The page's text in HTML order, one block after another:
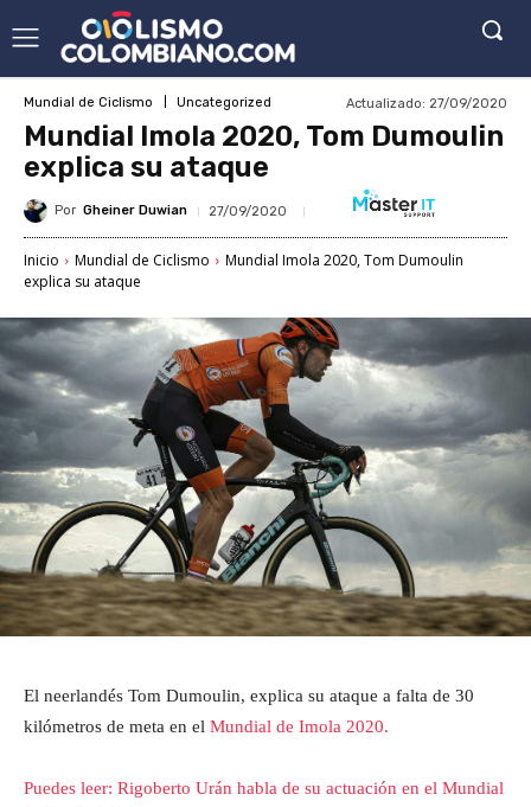
Mundial de Ciclismo Uncategorized Actualizado: 27/09/2020
Mundial Imola 2020, Tom Dumoulin
explica su ataque
Por Gheiner Duwian 27/09/2020
Inicio Mundial de Ciclismo
Mundial Imola 2020, Tom Dumoulin
explica su ataque
El neerlandés Tom Dumoulin, explica su ataque a falta de 30
kilómetros de meta en el Mundial de Imola 2020.
Puedes leer: Rigoberto Urán habla de su actuación en el Mundial